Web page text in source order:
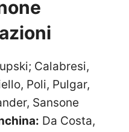
Calabresi,
Poli, Pulgar,
Sansone
Da Costa,